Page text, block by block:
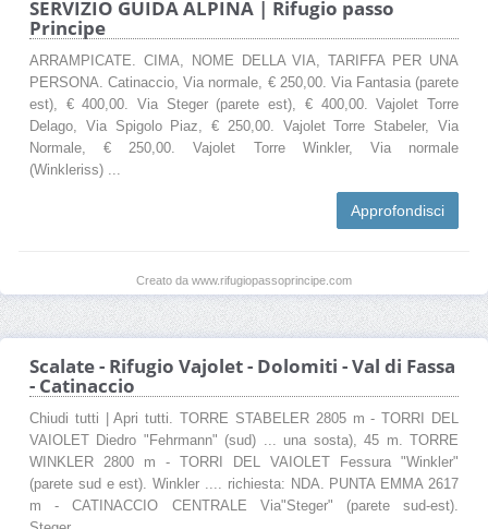
SERVIZIO GUIDA ALPINA | Rifugio passo
Principe
ARRAMPICATE. CIMA, NOME DELLA VIA, TARIFFA PER UNA
PERSONA. Catinaccio, Via normale, € 250,00. Via Fantasia (parete
est), € 400,00. Via Steger (parete est), € 400,00. Vajolet Torre
Delago, Via Spigolo Piaz, € 250,00. Vajolet Torre Stabeler, Via
Normale, € 250,00. Vajolet Torre Winkler, Via normale
(Winkleriss) ...
Approfondisci
Creato da www.rifugiopassoprincipe.com
Scalate - Rifugio Vajolet - Dolomiti - Val di Fassa
- Catinaccio
Chiudi tutti | Apri tutti. TORRE STABELER 2805 m - TORRI DEL
VAIOLET Diedro "Fehrmann" (sud) ... una sosta), 45 m. TORRE
WINKLER 2800 m - TORRI DEL VAIOLET Fessura "Winkler"
(parete sud e est). Winkler .... richiesta: NDA. PUNTA EMMA 2617
m - CATINACCIO CENTRALE Via"Steger" (parete sud-est).